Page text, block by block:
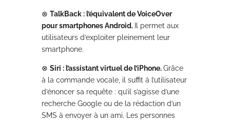
⊗ TalkBack : l’équivalent de VoiceOver
pour smartphones Android. Il permet aux
utilisateurs d’exploiter pleinement leur
smartphone.
⊗ Siri : l’assistant virtuel de l’iPhone.Grâce
à la commande vocale, il suffit à l’utilisateur
d’énoncer sa requête : qu’il s’agisse d’une
recherche Google ou de la rédaction d’un
SMS à envoyer à un ami. Les personnes